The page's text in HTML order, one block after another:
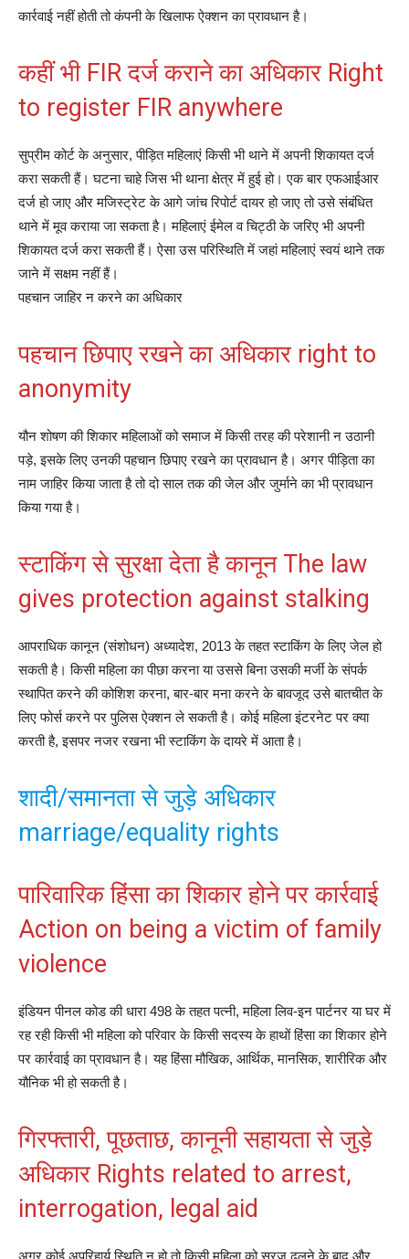
कार्रवाई नहीं होती तो कंपनी के खिलाफ ऐक्‍शन का प्रावधान है।
कहीं भी FIR दर्ज कराने का अधिकार Right
to register FIR anywhere
सुप्रीम कोर्ट के अनुसार, पीड़‍ित महिलाएं किसी भी थाने में अपनी शिकायत दर्ज
करा सकती हैं। घटना चाहे जिस भी थाना क्षेत्र में हुई हो। एक बार एफआईआर
दर्ज हो जाए और मजिस्‍ट्रेट के आगे जांच रिपोर्ट दायर हो जाए तो उसे संबंधित
थाने में मूव कराया जा सकता है। महिलाएं ईमेल व चिट्ठी के जरिए भी अपनी
शिकायत दर्ज करा सकती हैं। ऐसा उस परिस्थिति में जहां महिलाएं स्‍वयं थाने तक
जाने में सक्षम नहीं हैं।
पहचान जाहिर न करने का अधिकार
पहचान छिपाए रखने का अधिकार right to
anonymity
यौन शोषण की शिकार महिलाओं को समाज में किसी तरह की परेशानी न उठानी
पड़े, इसके लिए उनकी पहचान छिपाए रखने का प्रावधान है। अगर पीड़‍िता का
नाम जाहिर किया जाता है तो दो साल तक की जेल और जुर्माने का भी प्रावधान
किया गया है।
स्‍टाकिंग से सुरक्षा देता है कानून The law
gives protection against stalking
आपराधिक कानून (संशोधन) अध्‍यादेश, 2013 के तहत स्‍टाकिंग के लिए जेल हो
सकती है। किसी महिला का पीछा करना या उससे बिना उसकी मर्जी के संपर्क
स्‍थापित करने की कोशिश करना, बार-बार मना करने के बावजूद उसे बातचीत के
लिए फोर्स करने पर पुलिस ऐक्‍शन ले सकती है। कोई महिला इंटरनेट पर क्‍या
करती है, इसपर नजर रखना भी स्‍टाकिंग के दायरे में आता है।
शादी/समानता से जुड़े अधिकार
marriage/equality rights
पारिवारिक हिंसा का शिकार होने पर कार्रवाई
Action on being a victim of family
violence
इंडियन पीनल कोड की धारा 498 के तहत पत्‍नी, महिला लिव-इन पार्टनर या घर में
रह रही किसी भी महिला को परिवार के किसी सदस्‍य के हाथों हिंसा का शिकार होने
पर कार्रवाई का प्रावधान है। यह हिंसा मौखिक, आर्थिक, मानसिक, शारीरिक और
यौनिक भी हो सकती है।
गिरफ्तारी, पूछताछ, कानूनी सहायता से जुड़े
अधिकार Rights related to arrest,
interrogation, legal aid
अगर कोई अपरिहार्य स्थिति न हो तो किसी महिला को सूरज ढलने के बाद और